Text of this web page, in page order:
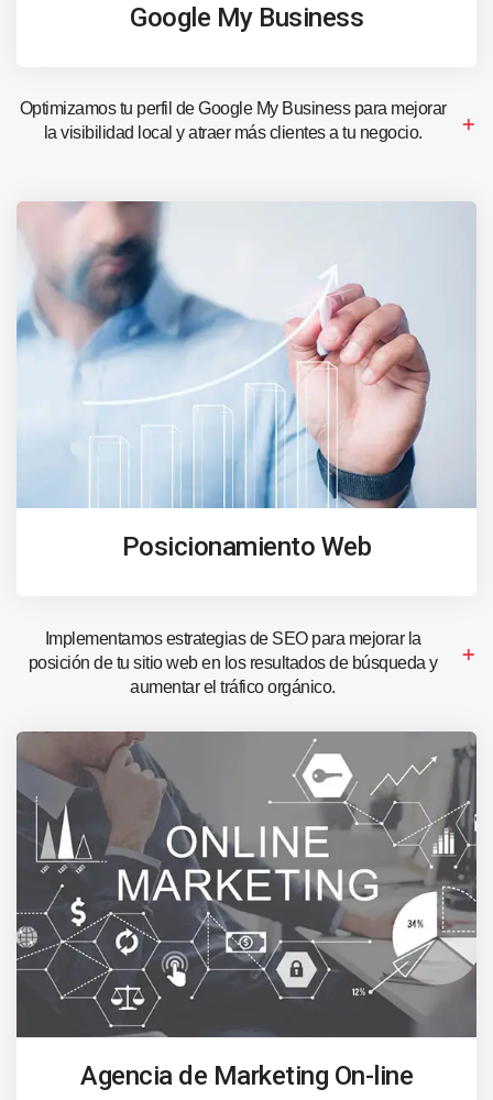
Google My Business
Optimizamos tu perfil de Google My Business para mejorar
la visibilidad local y atraer más clientes a tu negocio.
Posicionamiento Web
Implementamos estrategias de SEO para mejorar la
posición de tu sitio web en los resultados de búsqueda y
aumentar el tráfico orgánico.
Agencia de Marketing On-line